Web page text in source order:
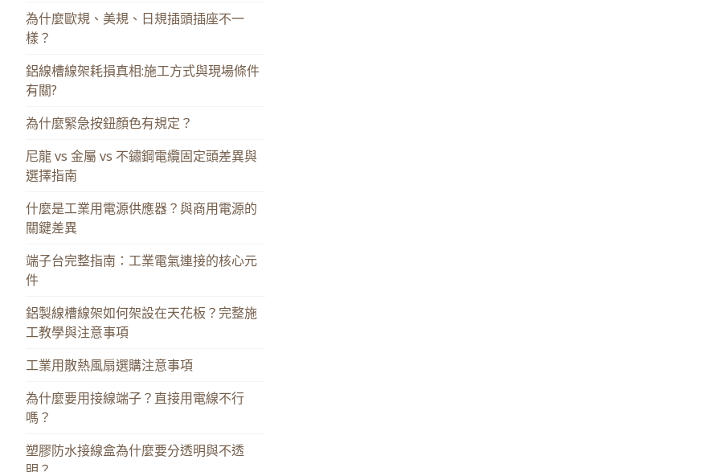
為什麼歐規、美規、日規插頭插座不一
樣？
鋁線槽線架耗損真相:施工方式與現場條件
有關?
為什麼緊急按鈕顏色有規定？
尼龍 vs 金屬 vs 不鏽鋼電纜固定頭差異與
選擇指南
什麼是工業用電源供應器？與商用電源的
關鍵差異
端子台完整指南：工業電氣連接的核心元
件
鋁製線槽線架如何架設在天花板？完整施
工教學與注意事項
工業用散熱風扇選購注意事項
為什麼要用接線端子？直接用電線不行
嗎？
塑膠防水接線盒為什麼要分透明與不透